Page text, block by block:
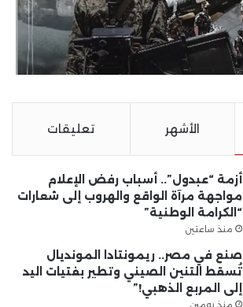
الأشهر تعليقات
أزمة “عبدول”.. أسباب رفض الإعلام
مواجهة مرآة الواقع والهروب إلى شعارات
“الكرامة الوطنية”
منذ ساعتين
صنع في مصر.. ريمونتادا المونديال
تُسقط التنين الصيني وتطير بفتيات اليد
إلى المربع الذهبي!”
منذ يومين